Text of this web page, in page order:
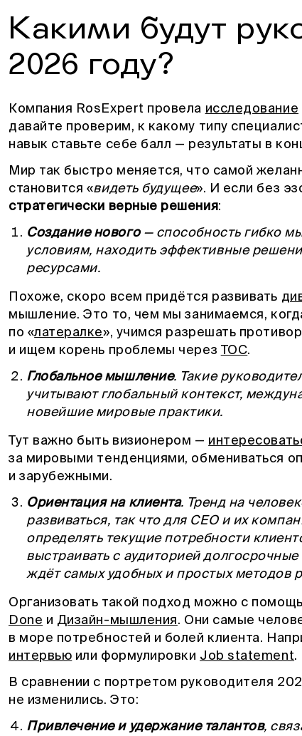
Какими будут
2026 году?
Компания RosExpert провела исследование
давайте проверим, к какому типу
навык ставьте себе балл — результаты в
Мир так быстро меняется, что самой
становится «видеть будущее». И если без
стратегически верные решения:
Создание нового— способность гибко
условиям, находить эффективные
ресурсами.
Похоже, скоро всем придётся развивать
мышление. Это то, чем мы занимаемся,
по «латералке», учимся разрешать
и ищем корень проблемы через ТОС.
Глобальное мышление. Такие
учитывают глобальный контекст,
новейшие мировые практики.
Тут важно быть визионером —
за мировыми тенденциями, обмениваться
и зарубежными.
Ориентация на клиента. Тренд на
развиваться, так что для CEO и их
определять текущие потребности
выстраивать с аудиторией
ждёт самых удобных и простых методов
Организовать такой подход можно с
Done и Дизайн-мышления. Они самые
в море потребностей и болей клиента.
интервью или формулировки Job statement.
В сравнении с портретом руководителя
не изменились. Это:
Привлечение и удержание талантов,